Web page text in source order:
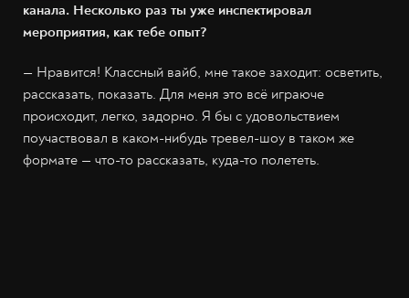
канала. Несколько раз ты уже инспектировал
мероприятия, как тебе опыт?
— Нравится! Классный вайб, мне такое заходит: осветить,
рассказать, показать. Для меня это всё играюче
происходит, легко, задорно. Я бы с удовольствием
поучаствовал в каком-нибудь тревел-шоу в таком же
формате — что-то рассказать, куда-то полететь.